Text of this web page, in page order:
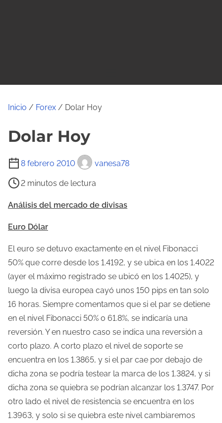
Inicio / Forex / Dolar Hoy
Dolar Hoy
8 febrero 2010 vanesa78
T
e
m
o
d
e
l
e
c
d
e
a
2 minutos de lectura
Análisis del mercado de divisas
Euro Dólar
El euro se detuvo exactamente en el nivel Fibonacci
50% que corre desde los 1.4192, y se ubica en los 1.4022
(ayer el máximo registrado se ubicó en los 1.4025), y
luego la divisa europea cayó unos 150 pips en tan solo
16 horas. Siempre comentamos que si el par se detiene
en el nivel Fibonacci 50% o 61.8%, se indicaría una
reversión. Y en nuestro caso se indica una reversión a
corto plazo. A corto plazo el nivel de soporte se
encuentra en los 1.3865, y si el par cae por debajo de
dicha zona se podría testear la marca de los 1.3824, y si
dicha zona se quiebra se podrían alcanzar los 1.3747. Por
otro lado el nivel de resistencia se encuentra en los
1.3963, y solo si se quiebra este nivel cambiaremos